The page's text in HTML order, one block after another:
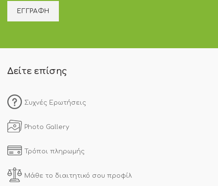
Δείτε επίσης
Συχνές Ερωτήσεις
Photo Gallery
Τρόποι πληρωμής
Μάθε το διαιτητικό σου προφίλ